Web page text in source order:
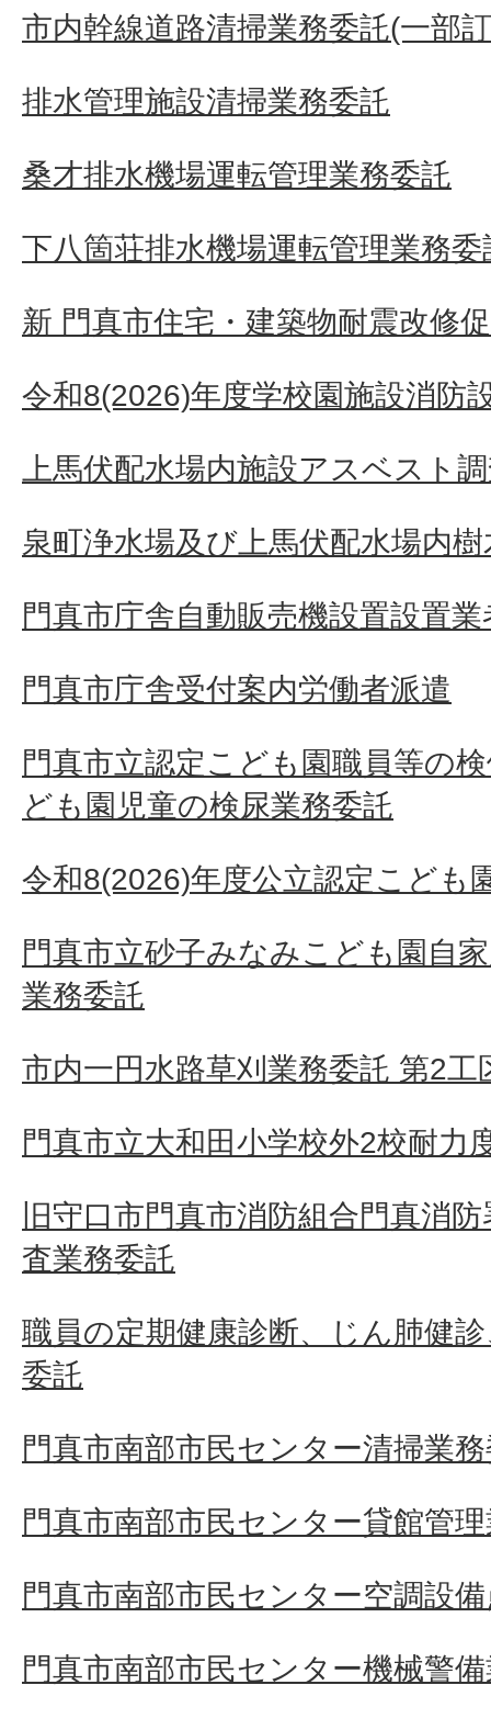
市内幹線道路清掃業務委託(一部
排水管理施設清掃業務委託
桑才排水機場運転管理業務委託
下八箇荘排水機場運転管理業務委
新 門真市住宅・建築物耐震改修
令和8(2026)年度学校園施設消防
上馬伏配水場内施設アスベスト
泉町浄水場及び上馬伏配水場内
門真市庁舎自動販売機設置設置業
門真市庁舎受付案内労働者派遣
門真市立認定こども園職員等の
ども園児童の検尿業務委託
令和8(2026)年度公立認定こども
門真市立砂子みなみこども園自
業務委託
市内一円水路草刈業務委託 第2工
門真市立大和田小学校外2校耐力
旧守口市門真市消防組合門真消
査業務委託
職員の定期健康診断、じん肺健
委託
門真市南部市民センター清掃業
門真市南部市民センター貸館管
門真市南部市民センター空調設
門真市南部市民センター機械警